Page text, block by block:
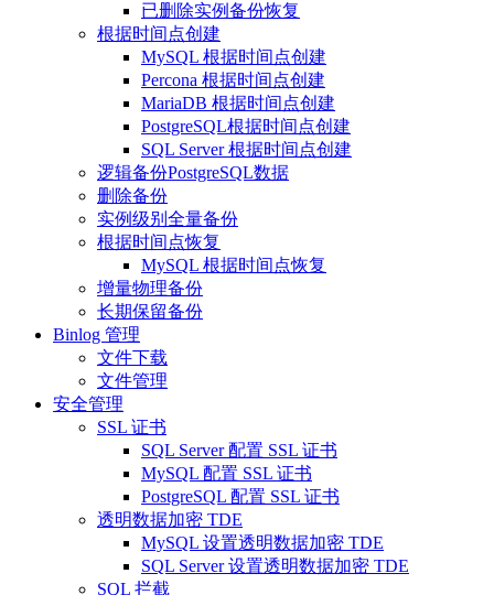
已删除实例备份恢复
根据时间点创建
MySQL 根据时间点创建
Percona 根据时间点创建
MariaDB 根据时间点创建
PostgreSQL根据时间点创建
SQL Server 根据时间点创建
逻辑备份PostgreSQL数据
删除备份
实例级别全量备份
根据时间点恢复
MySQL 根据时间点恢复
增量物理备份
长期保留备份
Binlog 管理
文件下载
文件管理
安全管理
SSL 证书
SQL Server 配置 SSL 证书
MySQL 配置 SSL 证书
PostgreSQL 配置 SSL 证书
透明数据加密 TDE
MySQL 设置透明数据加密 TDE
SQL Server 设置透明数据加密 TDE
SQL 拦截